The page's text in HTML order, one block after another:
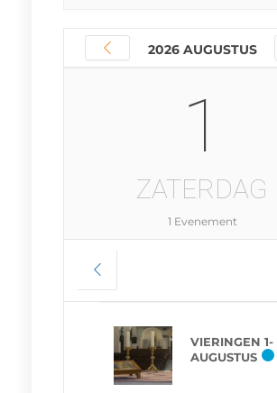
2026 AUGUSTUS
1
ZATERDAG
1 Evenement
VIERINGEN 1-
AUGUSTUS